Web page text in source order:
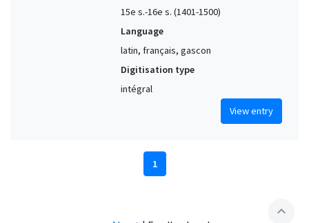
15e s.-16e s. (1401-1500)
Language
latin, français, gascon
Digitisation type
intégral
View entry
1
expand_less